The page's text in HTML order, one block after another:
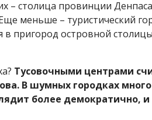
– столица провинции
меньше – туристический
в пригород островной
Тусовочными центрами
В шумных городках
более